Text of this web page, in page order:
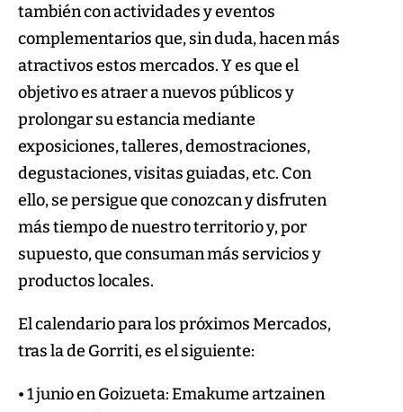
también con actividades y eventos
complementarios que, sin duda, hacen más
atractivos estos mercados. Y es que el
objetivo es atraer a nuevos públicos y
prolongar su estancia mediante
exposiciones, talleres, demostraciones,
degustaciones, visitas guiadas, etc. Con
ello, se persigue que conozcan y disfruten
más tiempo de nuestro territorio y, por
supuesto, que consuman más servicios y
productos locales.
El calendario para los próximos Mercados,
tras la de Gorriti, es el siguiente:
• 1 junio en Goizueta: Emakume artzainen